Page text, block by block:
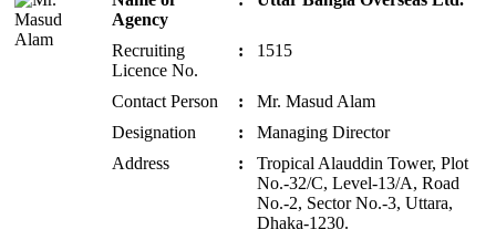
Agency
Recruiting
Licence No.
: 1515
Contact Person :
Mr. Masud Alam
Designation
:
Managing Director
Address
:
Tropical Alauddin Tower, Plot
No.-32/C, Level-13/A, Road
No.-2, Sector No.-3, Uttara,
Dhaka-1230.